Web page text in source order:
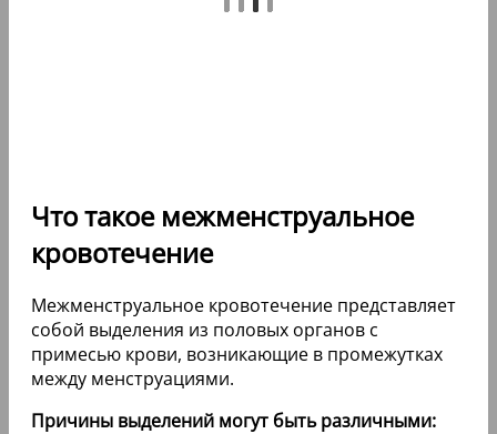
Что такое межменструальное
кровотечение
Межменструальное кровотечение представляет
собой выделения из половых органов с
примесью крови, возникающие в промежутках
между менструациями.
Причины выделений могут быть различными: